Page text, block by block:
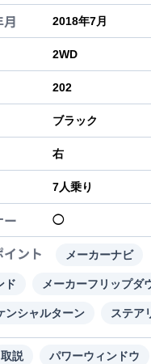
2018年7月
2WD
202
ブラック
右
7人乗り
ー ◯
ント メーカーナビ
ド メーカーフリップダ
ンシャルターン ステア
取説 パワーウィンドウ